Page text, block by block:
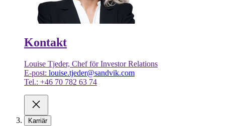
Kontakt
Louise Tjeder, Chef för Investor Relations
E-post: louise.tjeder@sandvik.com
Tel.: +46 70 782 63 74
Karriär